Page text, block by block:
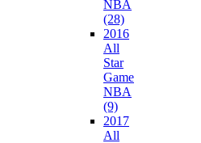
NBA
(28)
2016
All
Star
Game
NBA
(9)
2017
All